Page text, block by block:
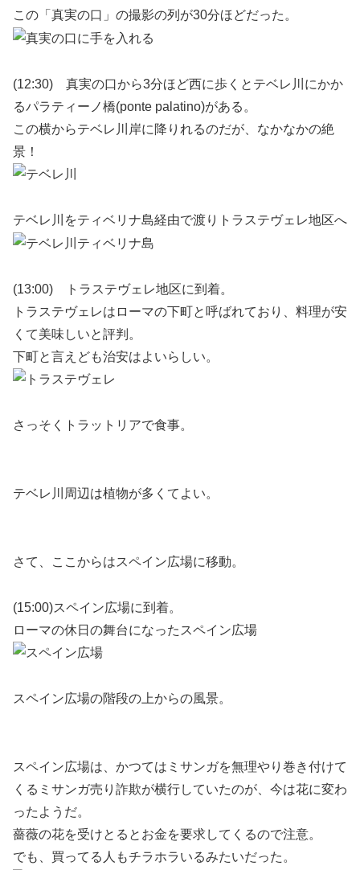
この「真実の口」の撮影の列が30分ほどだった。
(12:30) 真実の口から3分ほど西に歩くとテベレ川にかか
るパラティーノ橋(ponte palatino)がある。
この横からテベレ川岸に降りれるのだが、なかなかの絶
景！
テベレ川をティベリナ島経由で渡りトラステヴェレ地区へ
(13:00) トラステヴェレ地区に到着。
トラステヴェレはローマの下町と呼ばれており、料理が安
くて美味しいと評判。
下町と言えども治安はよいらしい。
さっそくトラットリアで食事。
テベレ川周辺は植物が多くてよい。
さて、ここからはスペイン広場に移動。
(15:00)スペイン広場に到着。
ローマの休日の舞台になったスペイン広場
スペイン広場の階段の上からの風景。
スペイン広場は、かつてはミサンガを無理やり巻き付けて
くるミサンガ売り詐欺が横行していたのが、今は花に変わ
ったようだ。
薔薇の花を受けとるとお金を要求してくるので注意。
でも、買ってる人もチラホラいるみたいだった。